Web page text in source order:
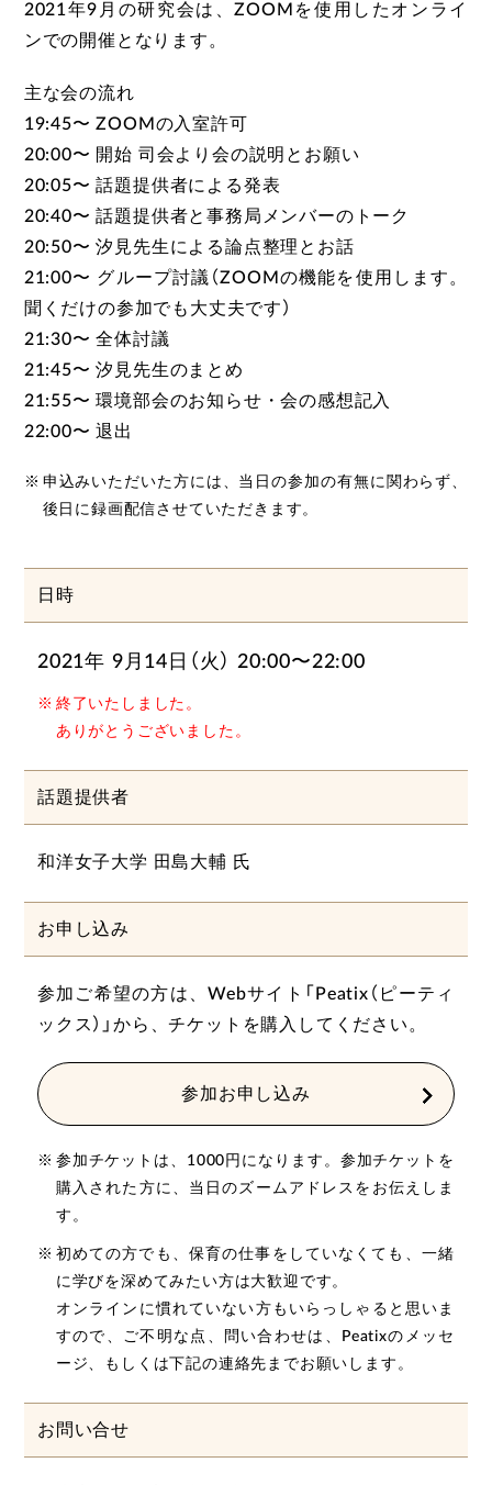
2021年9月の研究会は、ZOOMを使用したオンライ
ンでの開催となります。
主な会の流れ
19:45〜 ZOOMの入室許可
20:00〜 開始 司会より会の説明とお願い
20:05〜 話題提供者による発表
20:40〜 話題提供者と事務局メンバーのトーク
20:50〜 汐見先生による論点整理とお話
21:00〜 グループ討議（ZOOMの機能を使用します。
聞くだけの参加でも大丈夫です）
21:30〜 全体討議
21:45〜 汐見先生のまとめ
21:55〜 環境部会のお知らせ・会の感想記入
22:00〜 退出
申込みいただいた方には、当日の参加の有無に関わらず、
後日に録画配信させていただきます。
日時
2021年 9月14日（火） 20:00〜22:00
終了いたしました。
ありがとうございました。
話題提供者
和洋女子大学 田島大輔 氏
お申し込み
参加ご希望の方は、Webサイト「Peatix（ピーティ
ックス）」から、チケットを購入してください。
参加お申し込み
参加チケットは、1000円になります。参加チケットを
購入された方に、当日のズームアドレスをお伝えしま
す。
初めての方でも、保育の仕事をしていなくても、一緒
に学びを深めてみたい方は大歓迎です。
オンラインに慣れていない方もいらっしゃると思いま
すので、ご不明な点、問い合わせは、Peatixのメッセ
ージ、もしくは下記の連絡先までお願いします。
お問い合せ